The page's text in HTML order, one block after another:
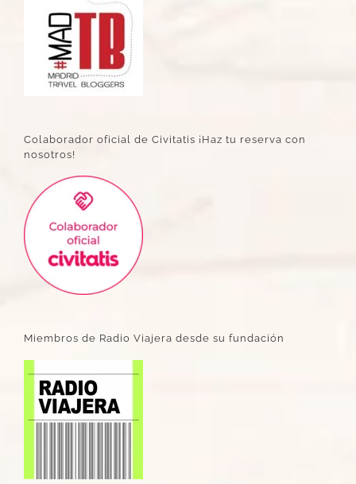
Colaborador oficial de Civitatis ¡Haz tu reserva con
nosotros!
Miembros de Radio Viajera desde su fundación